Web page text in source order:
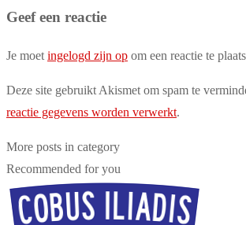
Geef een reactie
Je moet ingelogd zijn op om een reactie te
Deze site gebruikt Akismet om spam te
reactie gegevens worden verwerkt.
More posts in category
Recommended for you